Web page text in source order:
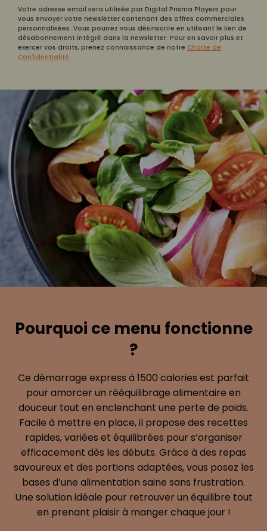
Votre adresse email sera utilisée par Digital Prisma Players pour
vous envoyer votre newsletter contenant des offres commerciales
personnalisées. Vous pourrez vous désinscrire en utilisant le lien de
désabonnement intégré dans la newsletter. Pour en savoir plus et
exercer vos droits, prenez connaissance de notre Charte de
Confidentialité.
Pourquoi ce menu fonctionne
?
Ce démarrage express à 1500 calories est parfait
pour amorcer un rééquilibrage alimentaire en
douceur tout en enclenchant une perte de poids.
Facile à mettre en place, il propose des recettes
rapides, variées et équilibrées pour s’organiser
efficacement dès les débuts. Grâce à des repas
savoureux et des portions adaptées, vous posez les
bases d’une alimentation saine sans frustration.
Une solution idéale pour retrouver un équilibre tout
en prenant plaisir à manger chaque jour !